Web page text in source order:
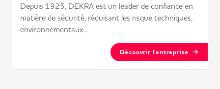
Depuis 1925, DEKRA est un leader de confiance en
matière de sécurité, réduisant les risque techniques,
environnementaux...
Découvrir l'entreprise